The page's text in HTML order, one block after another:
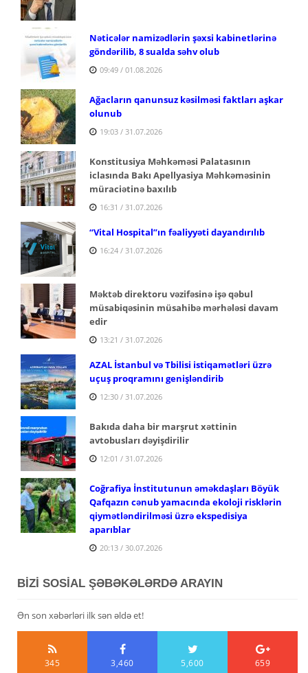
Nəticələr namizədlərin şəxsi kabinetlərinə
göndərilib, 8 sualda səhv olub
09:49 / 01.08.2026
Ağacların qanunsuz kəsilməsi faktları aşkar
olunub
19:03 / 31.07.2026
Konstitusiya Məhkəməsi Palatasının
iclasında Bakı Apellyasiya Məhkəməsinin
müraciətinə baxılıb
16:31 / 31.07.2026
“Vital Hospital”ın fəaliyyəti dayandırılıb
16:24 / 31.07.2026
Məktəb direktoru vəzifəsinə işə qəbul
müsabiqəsinin müsahibə mərhələsi davam
edir
13:21 / 31.07.2026
AZAL İstanbul və Tbilisi istiqamətləri üzrə
uçuş proqramını genişləndirib
12:30 / 31.07.2026
Bakıda daha bir marşrut xəttinin
avtobusları dəyişdirilir
12:01 / 31.07.2026
Coğrafiya İnstitutunun əməkdaşları Böyük
Qafqazın cənub yamacında ekoloji risklərin
qiymətləndirilməsi üzrə ekspedisiya
aparıblar
20:13 / 30.07.2026
BİZİ SOSİAL ŞƏBƏKƏLƏRDƏ ARAYIN
Ən son xəbərləri ilk sən əldə et!
345 3,460 5,600 659